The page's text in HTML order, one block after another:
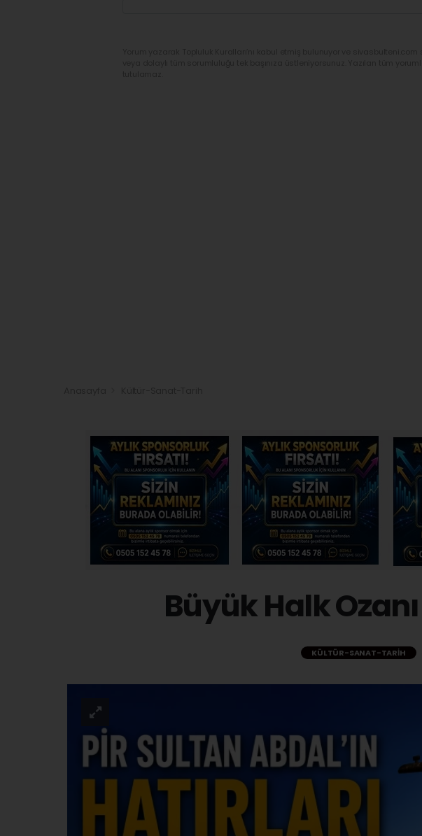
Büyük Halk
KÜLTÜR-SANAT-TARIH